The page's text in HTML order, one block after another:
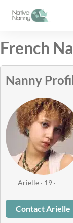
French
Nanny
Arielle · 19 ·
Contact Arielle